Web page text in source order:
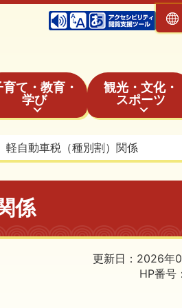
育て・教育・
学び
観光・文化・
スポーツ
軽自動車税（種別割）関係
係
更新日：2026年
HP番号：